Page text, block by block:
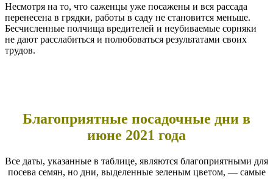
Несмотря на то, что саженцы уже посажены и вся рассада
перенесена в грядки, работы в саду не становится меньше.
Бесчисленные полчища вредителей и неубиваемые сорняки
не дают расслабиться и полюбоваться результатами своих
трудов.
Благоприятные посадочные дни в
июне 2021 года
Все даты, указанные в таблице, являются благоприятными для
посева семян, но дни, выделенные зеленым цветом, — самые